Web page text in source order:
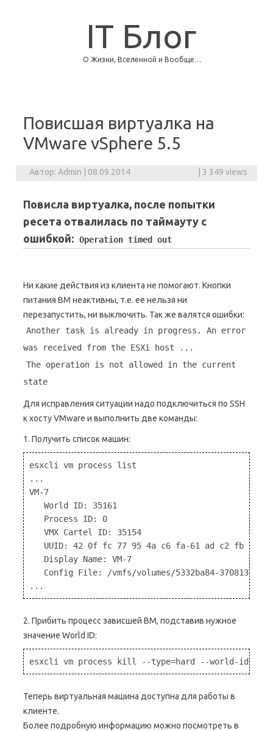
IT Блог
О Жизни, Вселенной и Вообще…
Повисшая виртуалка на
VMware vSphere 5.5
Автор:Admin 08.09.2014 3 349 views
Повисла виртуалка, после попытки
ресета отвалилась по таймауту с
ошибкой: Operation timed out
Ни какие действия из клиента не помогают. Кнопки
питания ВМ неактивны, т.е. ее нельзя ни
перезапустить, ни выключить. Так же валятся ошибки:
Another task is already in progress. An error
was received from the ESXi host ...
The operation is not allowed in the current
state
Для исправления ситуации надо подключиться по SSH
к хосту VMware и выполнить две команды:
1. Получить список машин:
esxcli vm process list
...
VM-7
   World ID: 35161
   Process ID: 0
   VMX Cartel ID: 35154
UUID: 42 0f fc 77 95 4a c6 fa-61 ad c2 fb cd
   Display Name: VM-7
Config File: /vmfs/volumes/5332ba84-3708133c-
2. Прибить процесс зависшей ВМ, подставив нужное
значение World ID:
Теперь виртуальная машина доступна для работы в
клиенте.
Более подробную информацию можно посмотреть в